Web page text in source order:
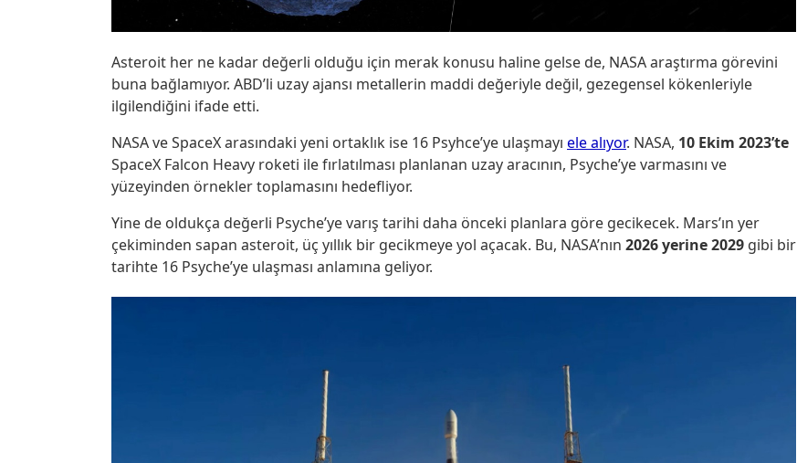
Asteroit her ne kadar değerli olduğu için merak konusu haline gelse de, NASA araştırma görevini
buna bağlamıyor. ABD’li uzay ajansı metallerin maddi değeriyle değil, gezegensel kökenleriyle
ilgilendiğini ifade etti.
NASA ve SpaceX arasındaki yeni ortaklık ise 16 Psyhce’ye ulaşmayı ele alıyor. NASA, 10 Ekim 2023’te
SpaceX Falcon Heavy roketi ile fırlatılması planlanan uzay aracının, Psyche’ye varmasını ve
yüzeyinden örnekler toplamasını hedefliyor.
Yine de oldukça değerli Psyche’ye varış tarihi daha önceki planlara göre gecikecek. Mars’ın yer
çekiminden sapan asteroit, üç yıllık bir gecikmeye yol açacak. Bu, NASA’nın 2026 yerine 2029 gibi bir
tarihte 16 Psyche’ye ulaşması anlamına geliyor.